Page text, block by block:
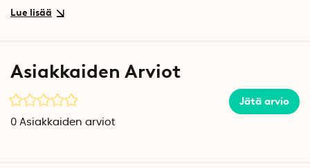
pohja, mikä joistakin kattiloista, pannuista tai padoista
johtaa lämpöä induktiokeittotasolta pannuun, jolloin se toimii
Asiakkaiden Arviot
Jätä arvio
0 Asiakkaiden arviot